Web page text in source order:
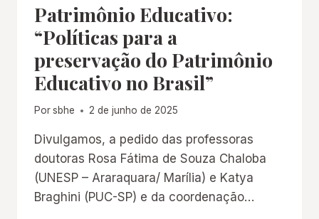
COLONIAL
(1500-
1822)
Patrimônio Educativo:
“Políticas para a
preservação do Patrimônio
Educativo no Brasil”
Porsbhe 2 de junho de 2025
Divulgamos, a pedido das professoras
doutoras Rosa Fátima de Souza Chaloba
(UNESP – Araraquara/ Marília) e Katya
Braghini (PUC-SP) e da coordenação…